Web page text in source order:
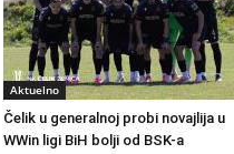
Aktuelno
Čelik u generalnoj probi novajlija u
WWin ligi BiH bolji od BSK-a